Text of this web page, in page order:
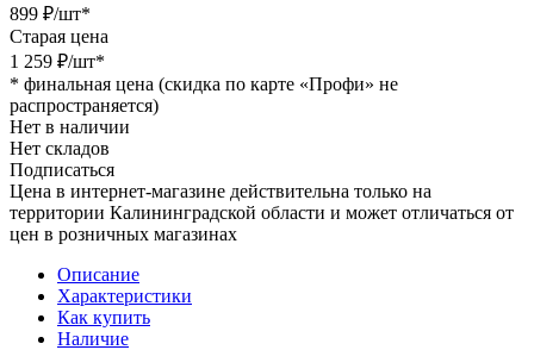
899 ₽/шт*
Старая цена
1 259 ₽/шт*
* финальная цена (скидка по карте «Профи» не
распространяется)
Нет в наличии
Нет складов
Подписаться
Цена в интернет-магазине действительна только на
территории Калининградской области и может отличаться от
цен в розничных магазинах
Описание
Характеристики
Как купить
Наличие